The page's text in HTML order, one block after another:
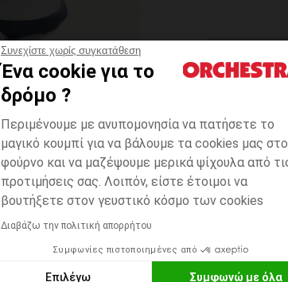
Συνεχίστε χωρίς συγκατάθεση
Ένα cookie για το
δρόμο ?
Περιμένουμε με ανυπομονησία να πατήσετε το
μαγικό κουμπί για να βάλουμε τα cookies μας στο
φούρνο και να μαζέψουμε μερικά ψίχουλα από
προτιμήσεις σας. Λοιπόν, είστε έτοιμοι να
βουτήξετε στον γευστικό κόσμο των cookies
Διαβάζω την πολιτική απορρήτου
Συμφωνίες πιστοποιημένες από
Επιλέγω Συμφωνώ με όλα
ΔΙΑΘΈΣΙΜΟΙ